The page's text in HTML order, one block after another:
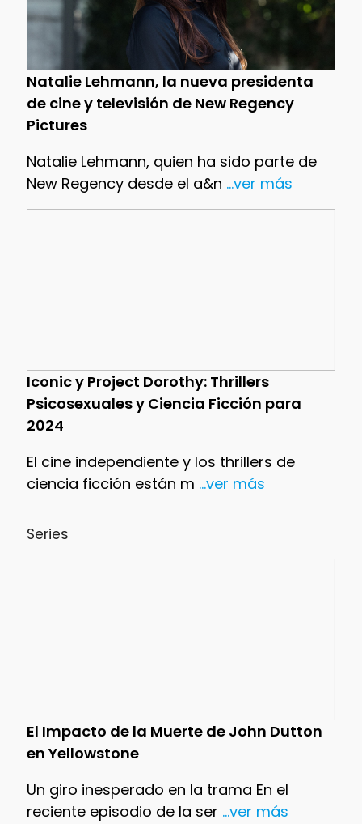
Natalie Lehmann, la nueva presidenta
de cine y televisión de New Regency
Pictures
Natalie Lehmann, quien ha sido parte de
New Regency desde el a&n ...ver más
Iconic y Project Dorothy: Thrillers
Psicosexuales y Ciencia Ficción para
2024
El cine independiente y los thrillers de
ciencia ficción están m ...ver más
Series
El Impacto de la Muerte de John Dutton
en Yellowstone
Un giro inesperado en la trama En el
reciente episodio de la ser ...ver más